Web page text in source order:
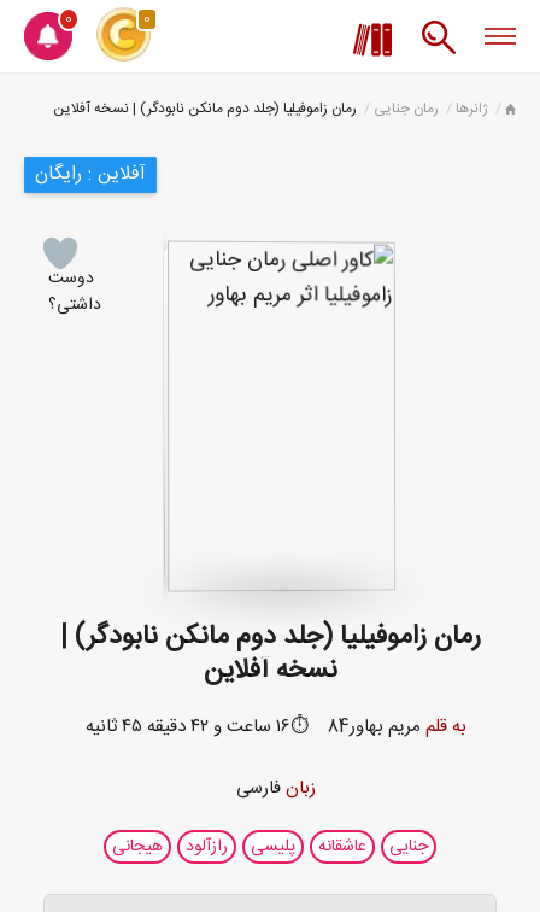
0 0
ژانرها رمان جنایی رمان زاموفیلیا (جلد دوم مانکن نابودگر) | نسخه آفلاین
آفلاین : رایگان
دوست
داشتی؟
رمان زاموفیلیا (جلد دوم مانکن نابودگر) |
نسخه آفلاین
به قلم مریم بهاور84 ⏱️۱۶ ساعت و ۴۲ دقیقه ۴۵ ثانیه
زبانفارسی
جنایی عاشقانه پلیسی رازآلود هیجانی